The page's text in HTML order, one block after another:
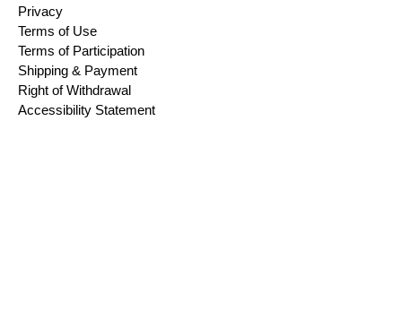
Privacy
Terms of Use
Terms of Participation
Shipping & Payment
Right of Withdrawal
Accessibility Statement